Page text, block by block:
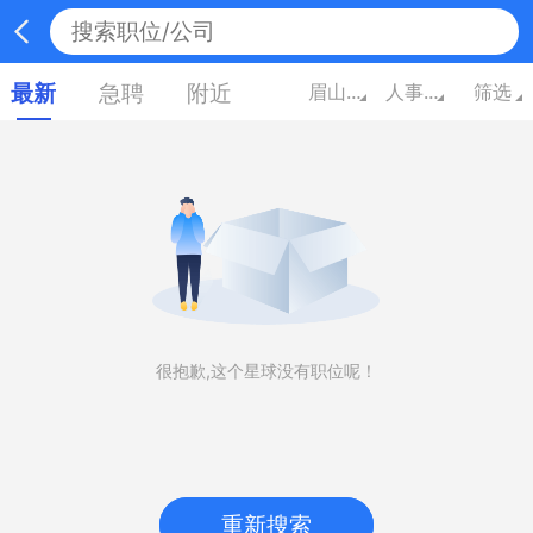
最新 急聘 附近 眉山四川 人事/行政/高级管理 筛选
很抱歉,这个星球没有职位呢！
重新搜索